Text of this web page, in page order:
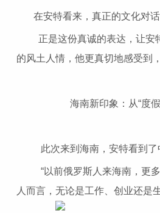
在安特看来，真正的文化对话
正是这份真诚的表达，让安特
的风土人情，他更真切地感受到
海南新印象：从“度假胜
此次来到海南，安特看到了中
“以前俄罗斯人来海南，更多
人而言，无论是工作、创业还是